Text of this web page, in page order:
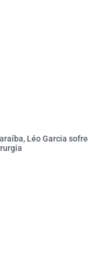
Léo Garcia sofre